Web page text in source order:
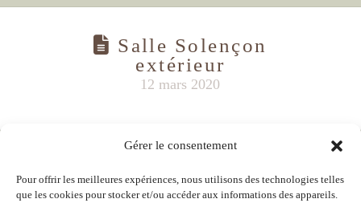
Gérer le consentement
Pour offrir les meilleures expériences, nous utilisons des technologies telles
que les cookies pour stocker et/ou accéder aux informations des appareils.
Salle Solençon
extérieur
12 mars 2020